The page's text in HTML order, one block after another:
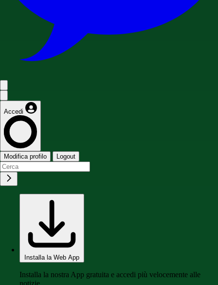
Accedi
Modifica profilo Logout
Installa la Web App
Installa la nostra App gratuita e accedi più velocemente alle